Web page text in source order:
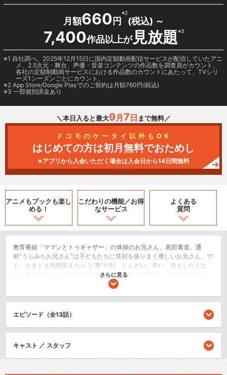
月額660 円
※2
(税込) ～
7,400作品以上が見放題※3
1 自社調べ。2025年12月15日に国内定額動画配信サービスが配信していたアニ
メ、2.5次元・舞台、声優・音楽コンテンツの作品数を調査員がカウント。
各社の定額制動画サービスにおける作品数のカウントにあたって、TVシリ
ーズ1シーズンごとにカウント。
2 App Store/Google Playでのご契約は月額760円(税込)
3 一部個別課金あり
＼本日入ると最大9月 7 日 まで無料／
ドコモのケータイ以外もOK
はじめての方は初月無料でおためし
※アプリから入会いただく場合は入会日から14日間無料
アニメもブックも楽し
める！
こだわりの機能／お得
なサービス
よくある
質問
教育番組「ママンとトゥギャザー」の体操のお兄さん、表田裏道。通
称“うらみちお兄さん”は子どもたちに笑顔を振りまく優しいお兄さん。で
も、ときどき垣間見えちゃう“裏”の顔。しんどい、辛い、何もしたくな
い。不安定なメンタルからポロッと漏れる大人の闇に、子どもたちもド
ン引き気味……!?それでも大人は前を向く。世の中に希望はなくても、社
に……応えたい」大人になったよい子に贈る、“後ろ向き”の人生讃歌。
コメディ/ギャグ
さらに見る
エピソード（全13話）
キャスト ／ スタッフ